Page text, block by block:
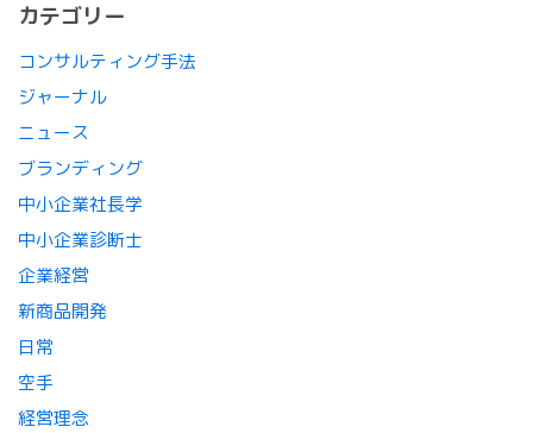
カテゴリー
コンサルティング手法
ジャーナル
ニュース
ブランディング
中小企業社長学
中小企業診断士
企業経営
新商品開発
日常
空手
経営理念